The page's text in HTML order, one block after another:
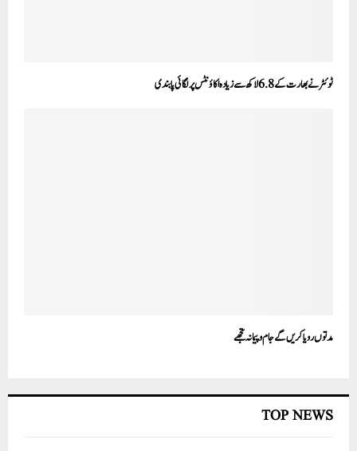
ٹوئٹر نے بھارت کے 6.8 لاکھ سے زیادہ اکاؤنٹس پر لگائی پابندی
مدتوں رویا کریں گے جام وپیمانہ تجھے
TOP NEWS